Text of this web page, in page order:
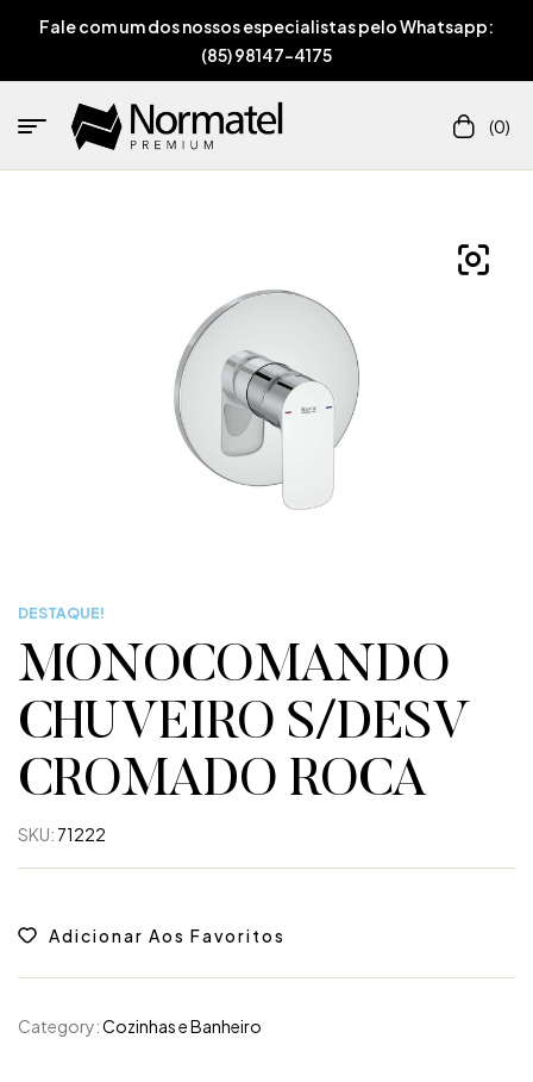
Fale com um dos nossos especialistas pelo Whatsapp:
(85) 98147-4175
(0)
DESTAQUE!
MONOCOMANDO
CHUVEIRO S/DESV
CROMADO ROCA
SKU: 71222
Adicionar Aos Favoritos
Category:Cozinhas e Banheiro